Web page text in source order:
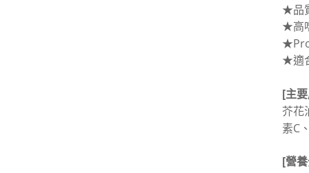
★品
★高
★適
[主
芥花
素C
[營